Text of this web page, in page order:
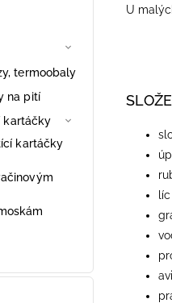
termoobaly
na pití
kartáčky
kartáčky
U